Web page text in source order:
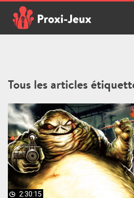
content
Tous les articles
2:30:15